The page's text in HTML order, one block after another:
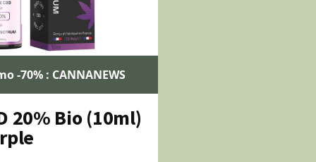
-70% : CANNANEWS
20% Bio (10ml)